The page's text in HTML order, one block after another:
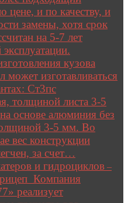
цене, и по качеству, и
замены, хотя срок
на 5-7 лет
кузова
может изготавливаться
Ст3пс
толщиной листа 3-5
основе алюминия без
3-5 мм. Во
вес конструкции
за счет…
и гидроциклов –
Компания
реализует